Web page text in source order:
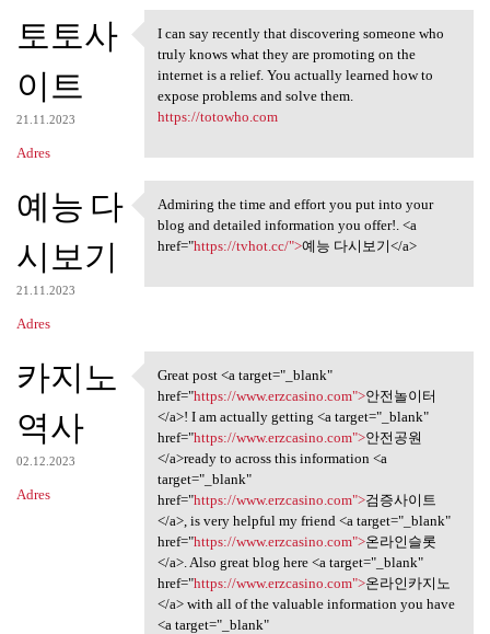
토토사
이트
21.11.2023
Adres
I can say recently that
I can say recently that discovering someone who
truly knows what they are promoting on the
internet is a relief. You actually learned how to
expose problems and solve them.
https://totowho.com
예능 다
시보기
21.11.2023
Adres
Admiring the time and effort
Admiring the time and effort you put into your
blog and detailed information you offer!. <a
href="https://tvhot.cc/">예능 다시보기</a>
카지노
역사
02.12.2023
Adres
Great post <a target="_blank"
Great post <a target="_blank"
href="https://www.erzcasino.com">안전놀이터
</a>! I am actually getting <a target="_blank"
href="https://www.erzcasino.com">안전공원
</a>ready to across this information <a
target="_blank"
href="https://www.erzcasino.com">검증사이트
</a>, is very helpful my friend <a target="_blank"
href="https://www.erzcasino.com">온라인슬롯
</a>. Also great blog here <a target="_blank"
href="https://www.erzcasino.com">온라인카지노
</a> with all of the valuable information you have
<a target="_blank"